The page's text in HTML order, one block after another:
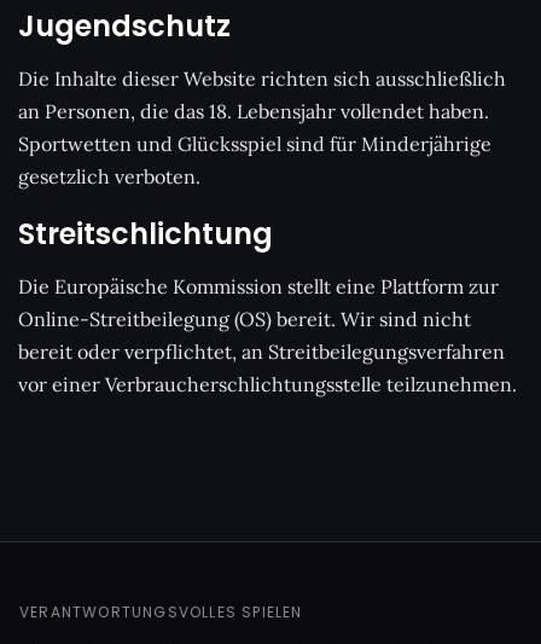
Jugendschutz
Die Inhalte dieser Website richten sich ausschließlich
an Personen, die das 18. Lebensjahr vollendet haben.
Sportwetten und Glücksspiel sind für Minderjährige
gesetzlich verboten.
Streitschlichtung
Die Europäische Kommission stellt eine Plattform zur
Online-Streitbeilegung (OS) bereit. Wir sind nicht
bereit oder verpflichtet, an Streitbeilegungsverfahren
vor einer Verbraucherschlichtungsstelle teilzunehmen.
VERANTWORTUNGSVOLLES SPIELEN